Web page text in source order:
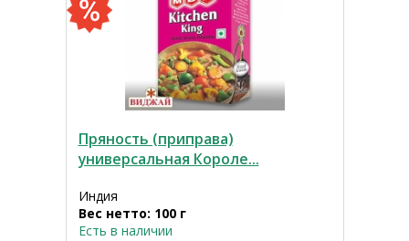
Пряность (приправа)
универсальная Короле...
Индия
Вес нетто: 100 г
Есть в наличии